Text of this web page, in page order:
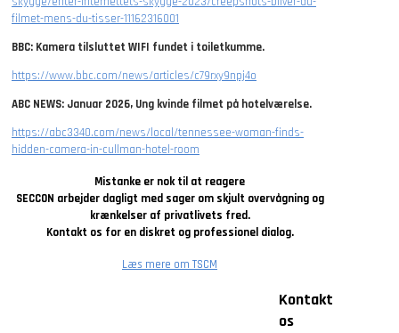
filmet-mens-du-tisser-11162316001
BBC: Kamera tilsluttet WIFI fundet i toiletkumme.
https://www.bbc.com/news/articles/c79rxy9npj4o
ABC NEWS: Januar 2026, Ung kvinde filmet på hotelværelse.
https://abc3340.com/news/local/tennessee-woman-finds-
hidden-camera-in-cullman-hotel-room
Mistanke er nok til at reagere
SECCON arbejder dagligt med sager om skjult overvågning og
krænkelser af privatlivets fred.
Kontakt os for en diskret og professionel dialog.
Læs mere om TSCM
Kontakt
os